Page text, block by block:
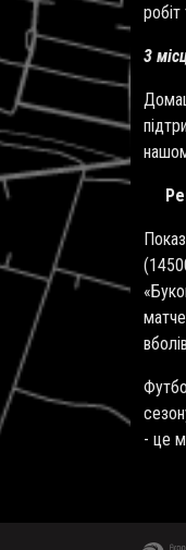
3
- це